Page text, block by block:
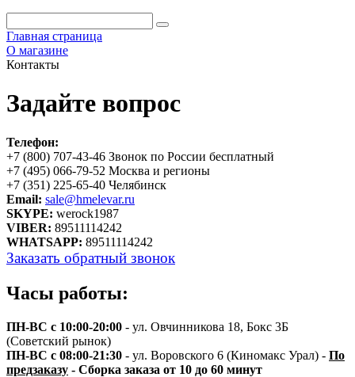
Главная страница
О магазине
Контакты
Задайте вопрос
Телефон:
+7 (800) 707-43-46 Звонок по России бесплатный
+7 (495) 066-79-52 Москва и регионы
+7 (351) 225-65-40 Челябинск
Email: sale@hmelevar.ru
SKYPE: werock1987
VIBER: 89511114242
WHATSAPP: 89511114242
Заказать обратный звонок
Часы работы:
ПН-ВС с 10:00-20:00 - ул. Овчинникова 18, Бокс 3Б
(Советский рынок)
ПН-ВС с 08:00-21:30 - ул. Воровского 6 (Киномакс Урал) - По
предзаказу - Сборка заказа от 10 до 60 минут